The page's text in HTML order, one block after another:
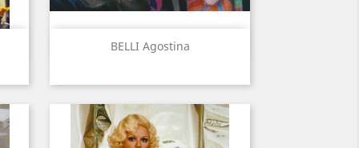
BELLI Agostina
Aperçu rapide